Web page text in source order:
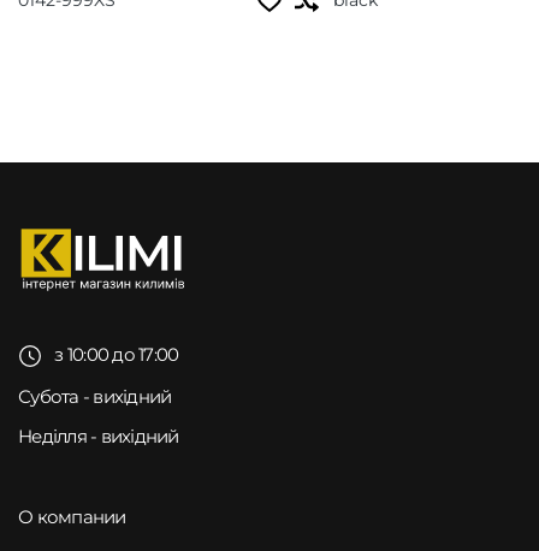
з 10:00 до 17:00
Субота - вихідний
Неділля - вихідний
О компании